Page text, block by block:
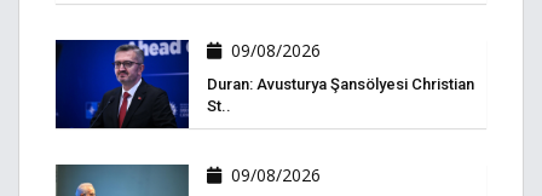
09/08/2026
Duran: Avusturya Şansölyesi Christian
St..
09/08/2026